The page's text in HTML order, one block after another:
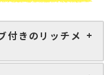
付きのリッチメ